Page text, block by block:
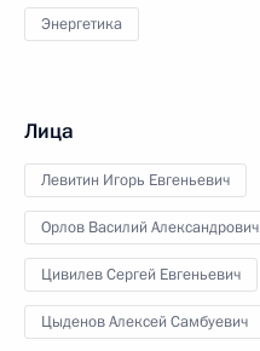
Энергетика
Лица
Левитин Игорь Евгеньевич
Орлов Василий Александрович
Цивилев Сергей Евгеньевич
Цыденов Алексей Самбуевич